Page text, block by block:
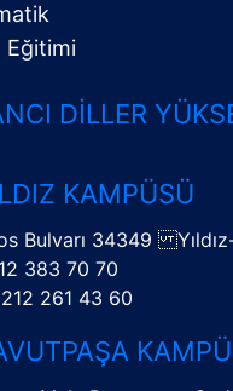
Eğitimi
DILLER
KAMPÜSÜ
Bulvarı 34349
383 70 70
261 43 60